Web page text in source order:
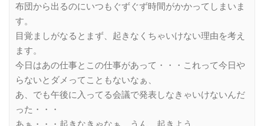
布団から出るのにいつもぐずぐず時間がかかってしまいま
す。
目覚ましがなるとまず、起きなくちゃいけない理由を考え
ます。
今日はあの仕事とこの仕事があって・・・これって今日や
らないとダメってこともないなぁ、
あ、でも午後に入ってる会議で発表しなきゃいけないんだ
った・・・